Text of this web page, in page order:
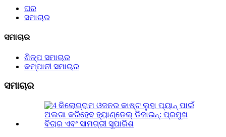
ଘର
ସମାଚାର
ସମାଚାର
ଶିଳ୍ପ ସମାଚାର
କମ୍ପାନୀ ସମାଚାର
ସମାଚାର